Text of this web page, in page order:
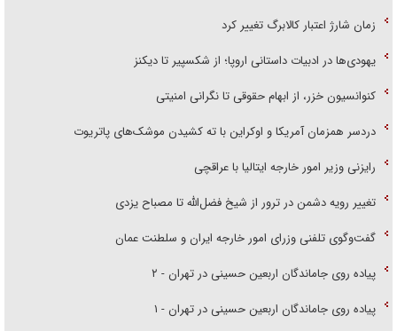
زمان شارژ اعتبار کالابرگ تغییر کرد
یهودی‌ها در ادبیات داستانی اروپا؛ از شکسپیر تا دیکنز
کنوانسیون خزر، از ابهام حقوقی تا نگرانی امنیتی
دردسر همزمان آمریکا و اوکراین با ته کشیدن موشک‌های پاتریوت
رایزنی وزیر امور خارجه ایتالیا با عراقچی
تغییر رویه دشمن در ترور از شیخ فضل‌الله تا مصباح یزدی
گفت‌وگوی تلفنی وزرای امور خارجه ایران و سلطنت عمان
پیاده روی جاماندگان اربعین حسینی در تهران - ۲
پیاده روی جاماندگان اربعین حسینی در تهران - ۱